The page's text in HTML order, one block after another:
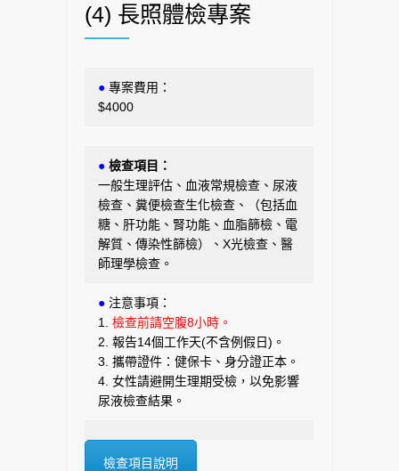
(4) 長照體檢專案
● 專案費用：
$4000
● 檢查項目：
一般生理評估、血液常規檢查、尿液
檢查、糞便檢查生化檢查、（包括血
糖、肝功能、腎功能、血脂篩檢、電
解質、傳染性篩檢）、X光檢查、醫
師理學檢查。
● 注意事項：
1. 檢查前請空腹8小時。
2. 報告14個工作天(不含例假日)。
3. 攜帶證件：健保卡、身分證正本。
4. 女性請避開生理期受檢，以免影響
尿液檢查結果。
檢查項目說明